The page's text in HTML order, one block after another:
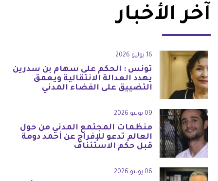
آخر الأخبار
16 يوليو 2026
تونس : الحكم على سهام بن سدرين
يهدد العدالة الانتقالية ويعمق
التضييق على الفضاء المدني
09 يوليو 2026
منظمات المجتمع المدني من حول
العالم تدعو للإفراج عن أحمد دومة
قبل حكم الاستئناف
06 يوليو 2026